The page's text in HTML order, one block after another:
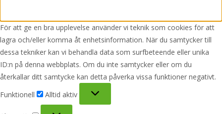
För att ge en bra upplevelse använder vi teknik som cookies för att
lagra och/eller komma åt enhetsinformation. När du samtycker till
dessa tekniker kan vi behandla data som surfbeteende eller unika
ID:n på denna webbplats. Om du inte samtycker eller om du
återkallar ditt samtycke kan detta påverka vissa funktioner negativt.
Funktionell
Alltid aktiv